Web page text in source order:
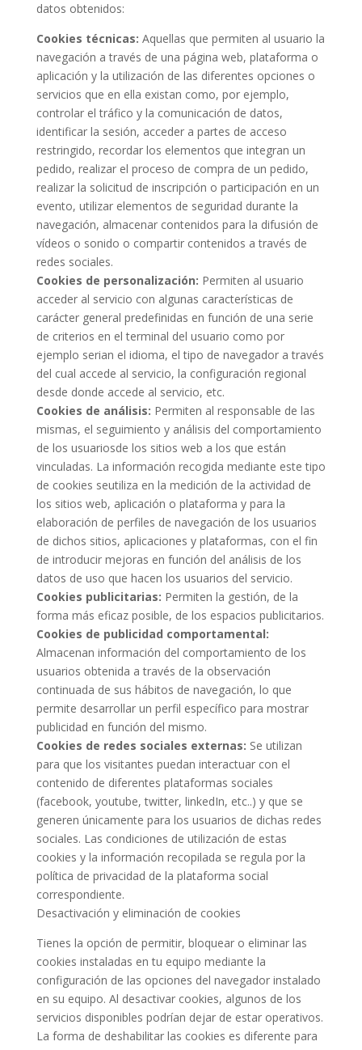
datos obtenidos:
Cookies técnicas: Aquellas que permiten al usuario la
navegación a través de una página web, plataforma o
aplicación y la utilización de las diferentes opciones o
servicios que en ella existan como, por ejemplo,
controlar el tráfico y la comunicación de datos,
identificar la sesión, acceder a partes de acceso
restringido, recordar los elementos que integran un
pedido, realizar el proceso de compra de un pedido,
realizar la solicitud de inscripción o participación en un
evento, utilizar elementos de seguridad durante la
navegación, almacenar contenidos para la difusión de
vídeos o sonido o compartir contenidos a través de
redes sociales.
Cookies de personalización: Permiten al usuario
acceder al servicio con algunas características de
carácter general predefinidas en función de una serie
de criterios en el terminal del usuario como por
ejemplo serian el idioma, el tipo de navegador a través
del cual accede al servicio, la configuración regional
desde donde accede al servicio, etc.
Cookies de análisis: Permiten al responsable de las
mismas, el seguimiento y análisis del comportamiento
de los usuariosde los sitios web a los que están
vinculadas. La información recogida mediante este tipo
de cookies seutiliza en la medición de la actividad de
los sitios web, aplicación o plataforma y para la
elaboración de perfiles de navegación de los usuarios
de dichos sitios, aplicaciones y plataformas, con el fin
de introducir mejoras en función del análisis de los
datos de uso que hacen los usuarios del servicio.
Cookies publicitarias: Permiten la gestión, de la
forma más eficaz posible, de los espacios publicitarios.
Cookies de publicidad comportamental:
Almacenan información del comportamiento de los
usuarios obtenida a través de la observación
continuada de sus hábitos de navegación, lo que
permite desarrollar un perfil específico para mostrar
publicidad en función del mismo.
Cookies de redes sociales externas: Se utilizan
para que los visitantes puedan interactuar con el
contenido de diferentes plataformas sociales
(facebook, youtube, twitter, linkedIn, etc..) y que se
generen únicamente para los usuarios de dichas redes
sociales. Las condiciones de utilización de estas
cookies y la información recopilada se regula por la
política de privacidad de la plataforma social
correspondiente.
Desactivación y eliminación de cookies
Tienes la opción de permitir, bloquear o eliminar las
cookies instaladas en tu equipo mediante la
configuración de las opciones del navegador instalado
en su equipo. Al desactivar cookies, algunos de los
servicios disponibles podrían dejar de estar operativos.
La forma de deshabilitar las cookies es diferente para